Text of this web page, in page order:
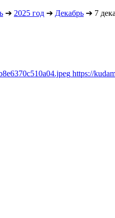
➔ 2025 год ➔ Декабрь ➔ 7
https://